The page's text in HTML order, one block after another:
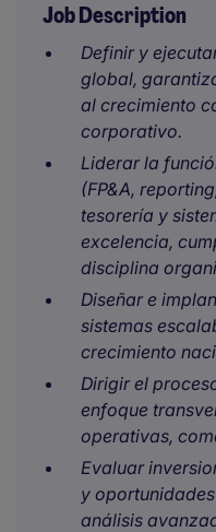
Job Description
Definir y
global,
al crecimiento
corporativo.
Liderar la
(FP&A,
tesorería y
excelencia,
disciplina
Diseñar e
sistemas
crecimiento
Dirigir el
enfoque
operativas,
Evaluar
y
análisis